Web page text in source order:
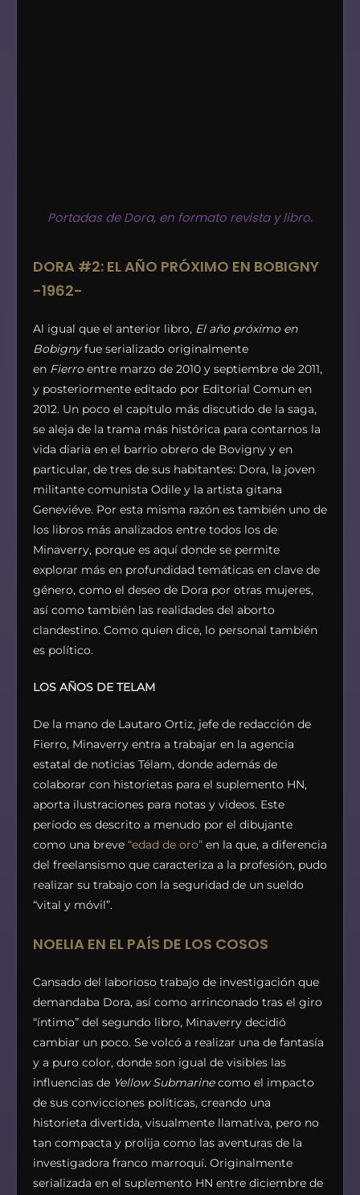
Portadas de Dora, en formato revista y libro.
DORA #2: EL AÑO PRÓXIMO EN BOBIGNY
-1962-
Al igual que el anterior libro, El año próximo en
Bobignyfue serializado originalmente
en Fierroentre marzo de 2010 y septiembre de 2011,
y posteriormente editado por Editorial Comun en
2012. Un poco el capítulo más discutido de la saga,
se aleja de la trama más histórica para contarnos la
vida diaria en el barrio obrero de Bovigny y en
particular, de tres de sus habitantes: Dora, la joven
militante comunista Odile y la artista gitana
Geneviéve. Por esta misma razón es también uno de
los libros más analizados entre todos los de
Minaverry, porque es aquí donde se permite
explorar más en profundidad temáticas en clave de
género, como el deseo de Dora por otras mujeres,
así como también las realidades del aborto
clandestino. Como quien dice, lo personal también
es político.
LOS AÑOS DE TELAM
De la mano de Lautaro Ortiz, jefe de redacción de
Fierro, Minaverry entra a trabajar en la agencia
estatal de noticias Télam, donde además de
colaborar con historietas para el suplemento HN,
aporta ilustraciones para notas y videos. Este
período es descrito a menudo por el dibujante
como una breve “edad de oro” en la que, a diferencia
del freelansismo que caracteriza a la profesión, pudo
realizar su trabajo con la seguridad de un sueldo
“vital y móvil”.
NOELIA EN EL PAÍS DE LOS COSOS
Cansado del laborioso trabajo de investigación que
demandaba Dora, así como arrinconado tras el giro
“íntimo” del segundo libro, Minaverry decidió
cambiar un poco. Se volcó a realizar una de fantasía
y a puro color, donde son igual de visibles las
influencias de Yellow Submarinecomo el impacto
de sus convicciones políticas, creando una
historieta divertida, visualmente llamativa, pero no
tan compacta y prolija como las aventuras de la
investigadora franco marroquí. Originalmente
serializada en el suplemento HN entre diciembre de